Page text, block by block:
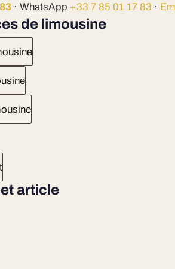
· WhatsApp +33 7 85 01 17 83 ·
de limousine
article